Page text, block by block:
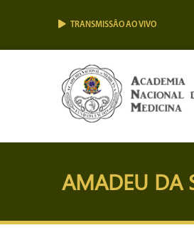
TRANSMISSÃO AO VIVO
AMADEU DA